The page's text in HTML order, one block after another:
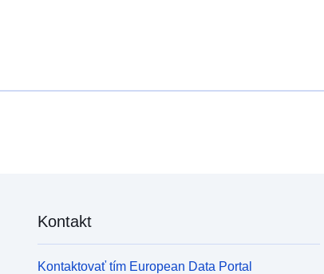
Kontakt
Kontaktovať tím European Data Portal